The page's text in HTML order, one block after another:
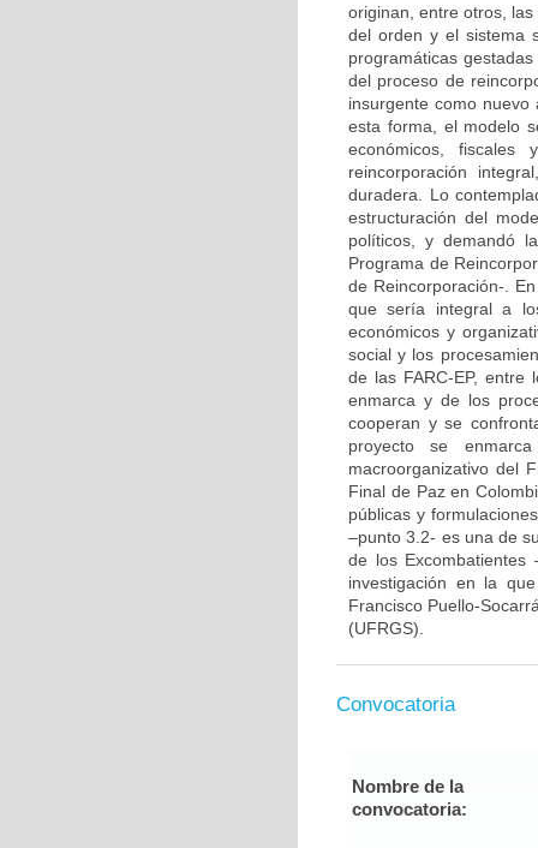
originan, entre otros,
del orden y el sistema
programáticas
del proceso de
insurgente como
esta forma, el modelo
económicos,
reincorporación
duradera. Lo
estructuración del
políticos, y demandó
Programa de
de Reincorporación-.
que sería integral a
económicos y
social y los
de las FARC-EP,
enmarca y de los
cooperan y se
proyecto se
macroorganizativo del
Final de Paz en
públicas y
–punto 3.2- es una de
de los
investigación en la
Francisco Puello-
(UFRGS).
Convocatoria
Nombre de la
convocatoria: